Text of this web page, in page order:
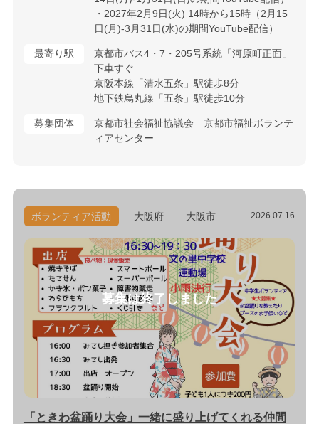
・2027年2月9日(火) 14時から15時（2月15
日(月)-3月31日(水)の期間YouTube配信）
最寄り駅
京都市バス4・7・205号系統「河原町正面」
下車すぐ
京阪本線「清水五条」駅徒歩8分
地下鉄烏丸線「五条」駅徒歩10分
募集団体
京都市社会福祉協議会 京都市福祉ボランテ
ィアセンター
ボランティア活動 大阪府 大阪市 2026.07.16
「ときわ盆踊り大会」一緒に盛り上げてくれる仲間
募集は終了しました